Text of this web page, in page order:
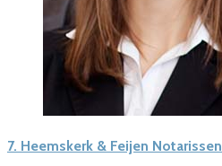
7. Heemskerk & Feijen Notarissen